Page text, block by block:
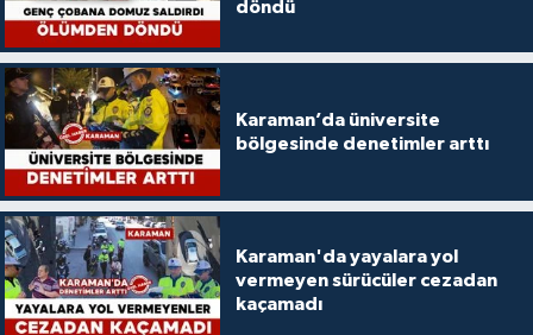
döndü
Karaman’da üniversite
bölgesinde denetimler arttı
Karaman'da yayalara yol
vermeyen sürücüler cezadan
kaçamadı